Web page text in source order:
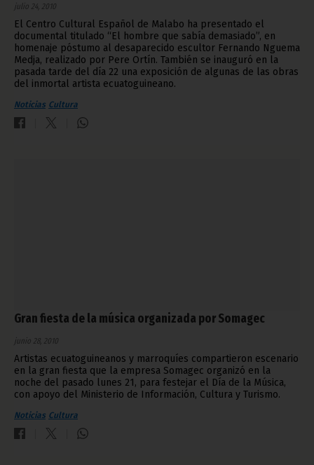
julio 24, 2010
El Centro Cultural Español de Malabo ha presentado el
documental titulado “El hombre que sabía demasiado”, en
homenaje póstumo al desaparecido escultor Fernando Nguema
Medja, realizado por Pere Ortín. También se inauguró en la
pasada tarde del día 22 una exposición de algunas de las obras
del inmortal artista ecuatoguineano.
Noticias Cultura
Gran fiesta de la música organizada por Somagec
junio 28, 2010
Artistas ecuatoguineanos y marroquíes compartieron escenario
en la gran fiesta que la empresa Somagec organizó en la
noche del pasado lunes 21, para festejar el Día de la Música,
con apoyo del Ministerio de Información, Cultura y Turismo.
Noticias Cultura